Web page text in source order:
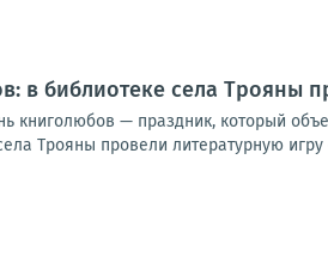
в библиотеке села Трояны
книголюбов — праздник, который
Трояны провели литературную